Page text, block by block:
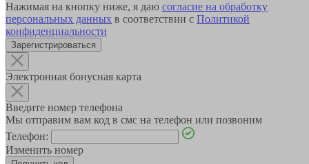
Нажимая на кнопку ниже, я даю согласие на обработку
персональных данных в соответствии с Политикой
конфиденциальности
Зарегистрироваться
Электронная бонусная карта
Введите номер телефона
Мы отправим вам код в смс на телефон или позвоним
Телефон:
Изменить номер